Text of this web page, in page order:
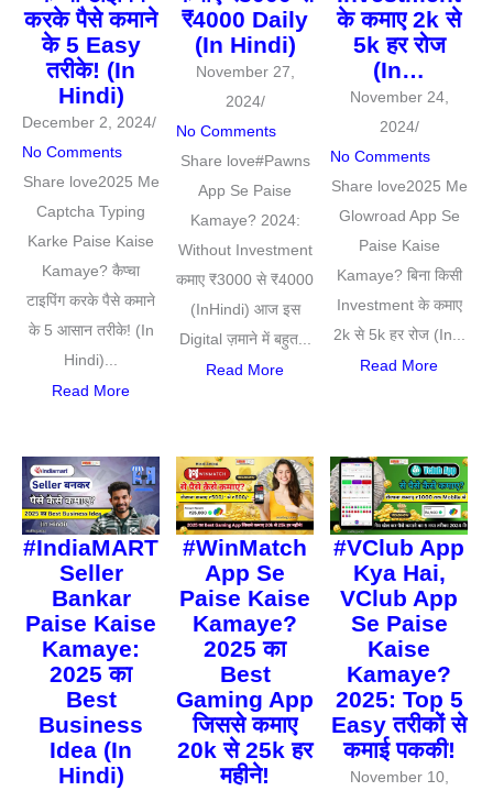
करके पैसे कमाने
के 5 Easy
तरीके! (In
Hindi)
December 2, 2024/
No Comments
Share love2025 Me
Captcha Typing
Karke Paise Kaise
Kamaye? कैप्चा
टाइपिंग करके पैसे कमाने
के 5 आसान तरीके! (In
Hindi)...
Read More
₹4000 Daily
(In Hindi)
November 27,
2024/
No Comments
Share love#Pawns
App Se Paise
Kamaye? 2024:
Without Investment
कमाए ₹3000 से ₹4000
(InHindi) आज इस
Digital ज़माने में बहुत...
Read More
के कमाए 2k से
5k हर रोज
(In…
November 24,
2024/
No Comments
Share love2025 Me
Glowroad App Se
Paise Kaise
Kamaye? बिना किसी
Investment के कमाए
2k से 5k हर रोज (In...
Read More
#IndiaMART
Seller
Bankar
Paise Kaise
Kamaye:
2025 का
Best
Business
Idea (In
Hindi)
#WinMatch
App Se
Paise Kaise
Kamaye?
2025 का
Best
Gaming App
जिससे कमाए
20k से 25k हर
महीने!
#VClub App
Kya Hai,
VClub App
Se Paise
Kaise
Kamaye?
2025: Top 5
Easy तरीकों से
कमाई पककी!
November 10,